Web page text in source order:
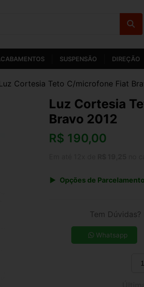
SUSPENSÃO DIREÇÃO
Cortesia Teto C/microfone Fiat
Luz Cortesia
Bravo 2012
R$ 190,00
Opções de Parcelamento
7x de R$ 31,14
9x de R$ 24,85
Tem
Whatsapp